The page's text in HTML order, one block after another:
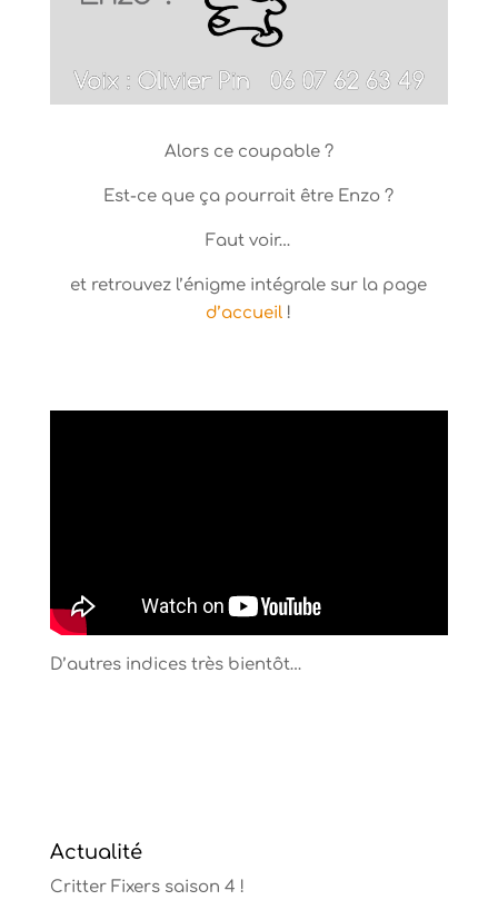
Alors ce coupable ?
Est-ce que ça pourrait être Enzo ?
Faut voir…
et retrouvez l’énigme intégrale sur la page
d’accueil !
D’autres indices très bientôt…
Actualité
Critter Fixers saison 4 !